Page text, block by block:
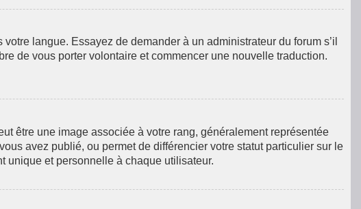
langue. Essayez de demander à un administrateur du forum s’il
de vous porter volontaire et commencer une nouvelle traduction.
être une image associée à votre rang, généralement représentée
avez publié, ou permet de différencier votre statut particulier sur le
unique et personnelle à chaque utilisateur.